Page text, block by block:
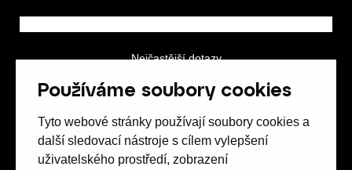
Používáme soubory cookies
Tyto webové stránky používají soubory cookies a
další sledovací nástroje s cílem vylepšení
uživatelského prostředí, zobrazení
Nejčastější dotazy
Obchodní podmínky